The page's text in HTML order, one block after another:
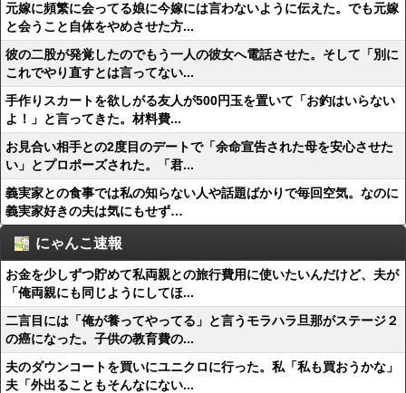
元嫁に頻繁に会ってる娘に今嫁には言わないように伝えた。でも元嫁
と会うこと自体をやめさせた方...
彼の二股が発覚したのでもう一人の彼女へ電話させた。そして「別に
これでやり直すとは言ってない...
手作りスカートを欲しがる友人が500円玉を置いて「お釣はいらない
よ！」と言ってきた。材料費...
お見合い相手との2度目のデートで「余命宣告された母を安心させた
い」とプロポーズされた。「君...
義実家との食事では私の知らない人や話題ばかりで毎回空気。なのに
義実家好きの夫は気にもせず…
にゃんこ速報
お金を少しずつ貯めて私両親との旅行費用に使いたいんだけど、夫が
「俺両親にも同じようにしてほ...
二言目には「俺が養ってやってる」と言うモラハラ旦那がステージ２
の癌になった。子供の教育費の...
夫のダウンコートを買いにユニクロに行った。私「私も買おうかな」
夫「外出ることもそんなにない...